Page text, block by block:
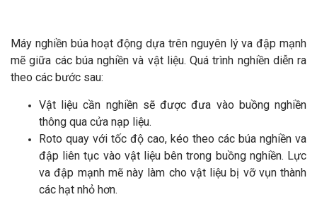
Máy nghiền búa hoạt động dựa trên nguyên lý va đập mạnh
mẽ giữa các búa nghiền và vật liệu. Quá trình nghiền diễn ra
theo các bước sau:
Vật liệu cần nghiền sẽ được đưa vào buồng nghiền
thông qua cửa nạp liệu.
Roto quay với tốc độ cao, kéo theo các búa nghiền va
đập liên tục vào vật liệu bên trong buồng nghiền. Lực
va đập mạnh mẽ này làm cho vật liệu bị vỡ vụn thành
các hạt nhỏ hơn.